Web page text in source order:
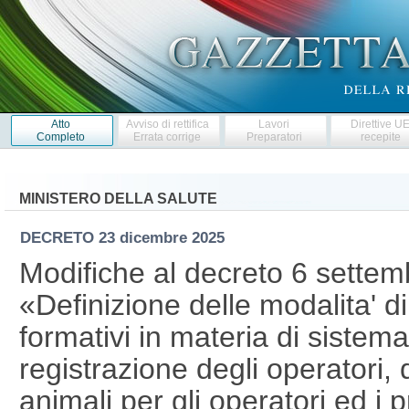
Atto
Completo
Avviso di rettifica
Errata corrige
Lavori
Preparatori
Direttive
recepite
MINISTERO DELLA SALUTE
DECRETO 23 dicembre 2025
Modifiche al decreto 6
«Definizione delle modalita'
formativi in materia di
registrazione degli operatori,
animali per gli operatori ed i